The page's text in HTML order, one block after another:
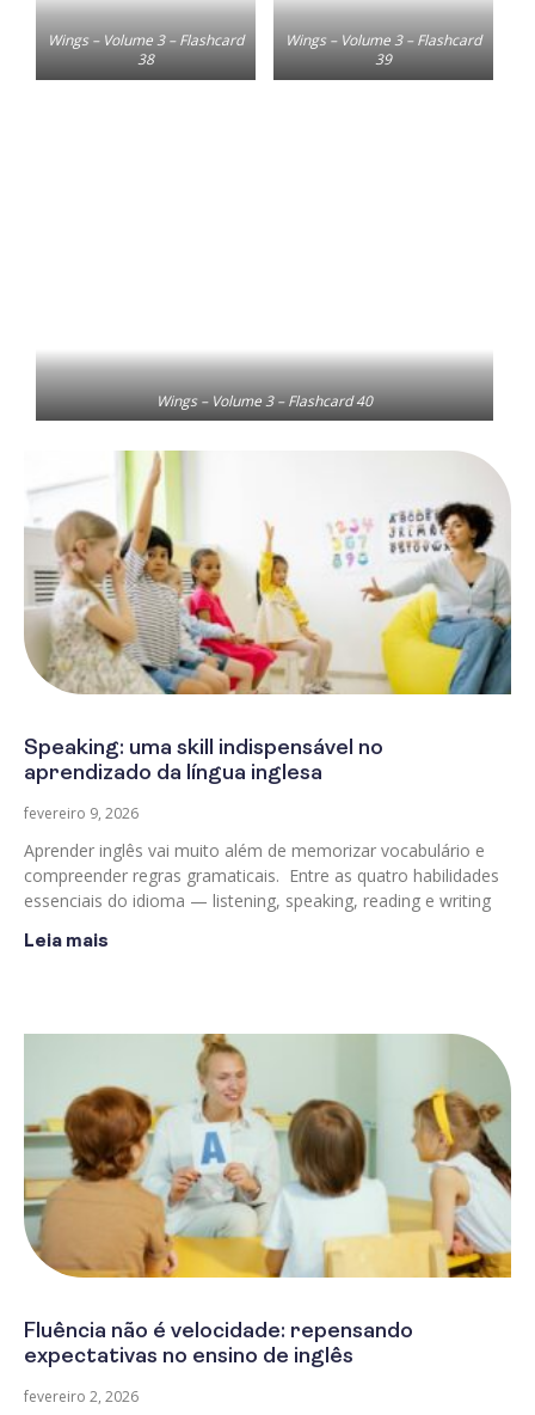
Wings – Volume 3 – Flashcard
38
Wings – Volume 3 – Flashcard
39
Wings – Volume 3 – Flashcard 40
Speaking: uma skill indispensável no
aprendizado da língua inglesa
fevereiro 9, 2026
Aprender inglês vai muito além de memorizar vocabulário e
compreender regras gramaticais. Entre as quatro habilidades
essenciais do idioma — listening, speaking, reading e writing
Leia mais
Fluência não é velocidade: repensando
expectativas no ensino de inglês
fevereiro 2, 2026